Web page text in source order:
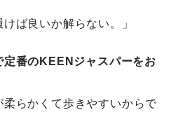
ば良いか解らない。」
定番のKEENジャスパーをお
らかくて歩きやすいからで